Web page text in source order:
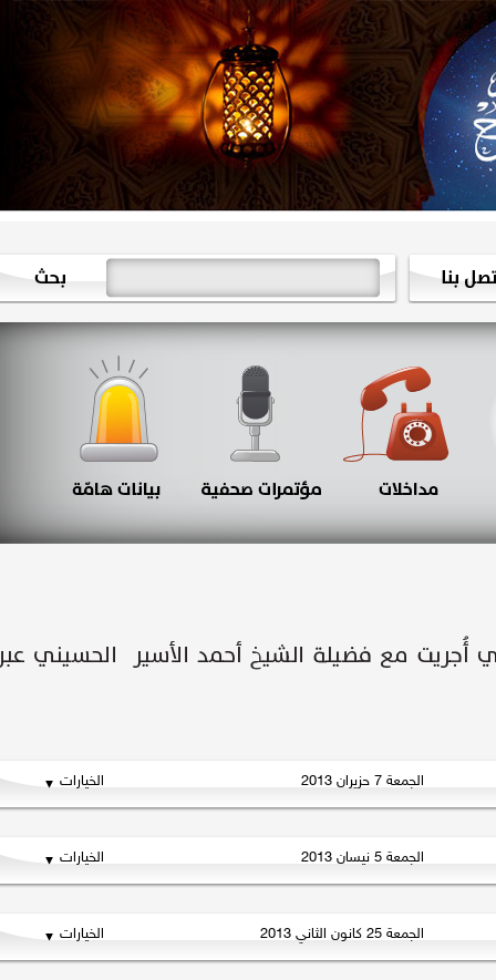
الجمعة 7 حزيران 2013 الخيارات
الجمعة 5 نيسان 2013 الخيارات
الجمعة 25 كانون الثاني 2013 الخيارات